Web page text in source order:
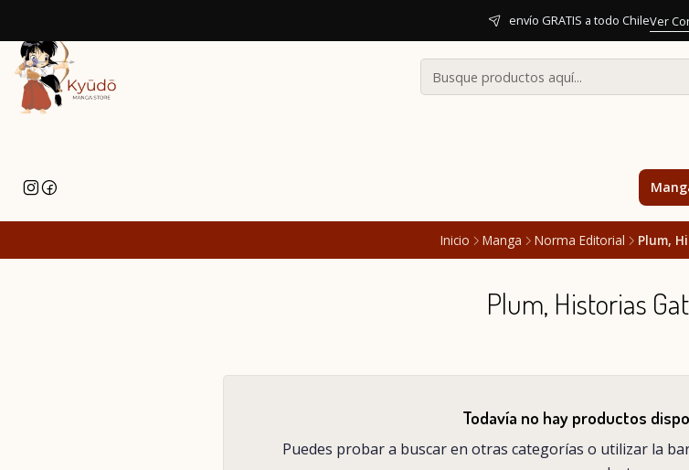
envío GRATIS a todo ChileVer
Inicio Manga Norma Editorial Plum,
Plum, Historias
Todavía no hay productos
Puedes probar a buscar en otras categorías o utilizar la